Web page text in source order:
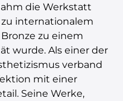
die Werkstatt
internationalem
zu einem
wurde. Als einer der
verband
mit einer
Seine Werke,